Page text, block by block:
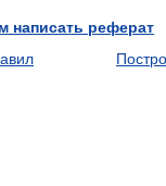
написать реферат